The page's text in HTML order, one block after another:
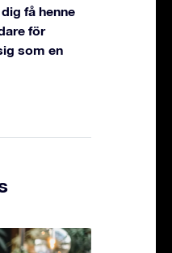
få henne
för
som en